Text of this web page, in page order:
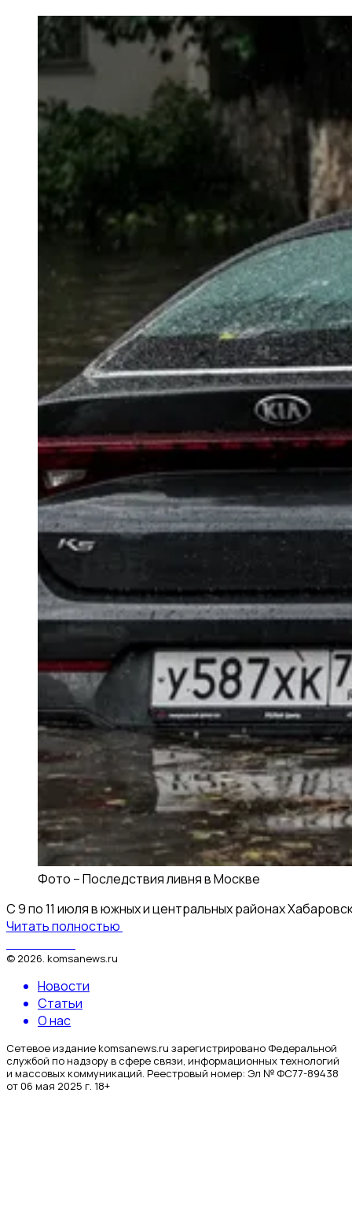
Фото –Последствия ливня в Москве
С 9 по 11 июля в южных и центральных районах
Читать полностью
© 2026 komsanews.ru
Новости
Статьи
О нас
Сетевое издание komsanews.ru зарегистрировано Федеральной
службой по надзору в сфере связи, информационных технологий
и массовых коммуникаций. Реестровый номер: Эл № ФС77-89438
от 06 мая 2025 г. 18+